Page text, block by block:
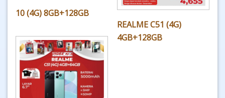
10 (4G) 8GB+128GB
REALME C51 (4G)
4GB+128GB